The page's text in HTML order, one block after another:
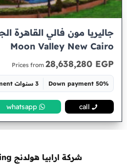
Moon Valley New Cairo
Prices from 28,638,280 EGP
50% Down payment 3 سنوات Installment
call
whatsapp
شركة ارابيا هولدنج Arabia Holding